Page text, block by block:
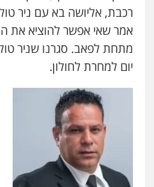
רכבת, אליושה בא עם ניר
אמר שאי אפשר להוציא את
מתחת לפאב. סגרנו שניר
יום למחרת לחולון.